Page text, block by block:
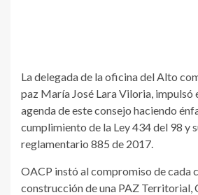
La delegada de la oficina del Alto
paz María José Lara Viloria, impulsó
agenda de este consejo haciendo
cumplimiento de la Ley 434 del 98 y
reglamentario 885 de 2017.
OACP instó al compromiso de cada
construcción de una PAZ Territorial,